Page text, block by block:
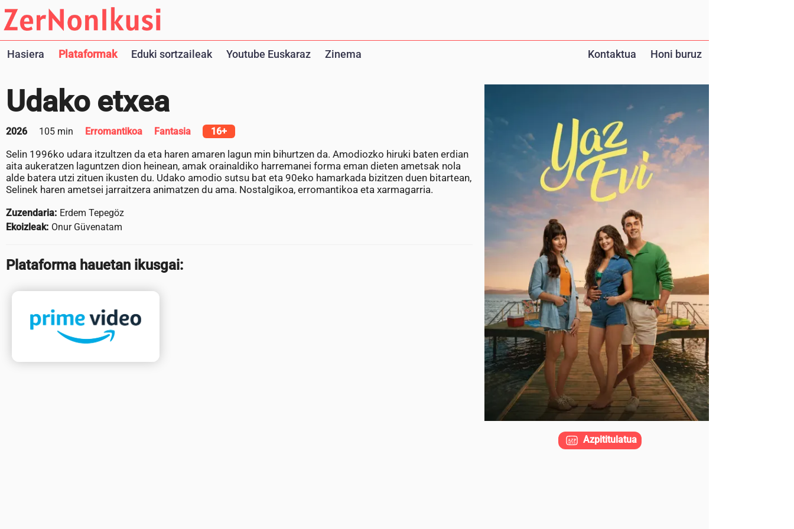
Hasiera Plataformak Eduki sortzaileak Youtube Euskaraz Zinema Kontaktua Honi buruz
Udako etxea
2026 105 min Erromantikoa Fantasia 16+
Selin 1996ko udara itzultzen da eta haren amaren lagun min bihurtzen da. Amodiozko hiruki baten erdian
aita aukeratzen laguntzen dion heinean, amak orainaldiko harremanei forma eman dieten ametsak nola
alde batera utzi zituen ikusten du. Udako amodio sutsu bat eta 90eko hamarkada bizitzen duen bitartean,
Selinek haren ametsei jarraitzera animatzen du ama. Nostalgikoa, erromantikoa eta xarmagarria.
Zuzendaria: Erdem Tepegöz
Ekoizleak: Onur Güvenatam
Plataforma hauetan ikusgai:
Azpititulatua